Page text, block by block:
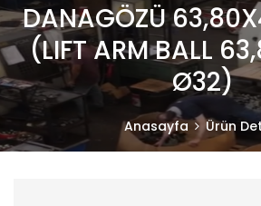
DANAGÖZÜ
(LIFT ARM BALL
Ø32)
Anasayfa Ürün